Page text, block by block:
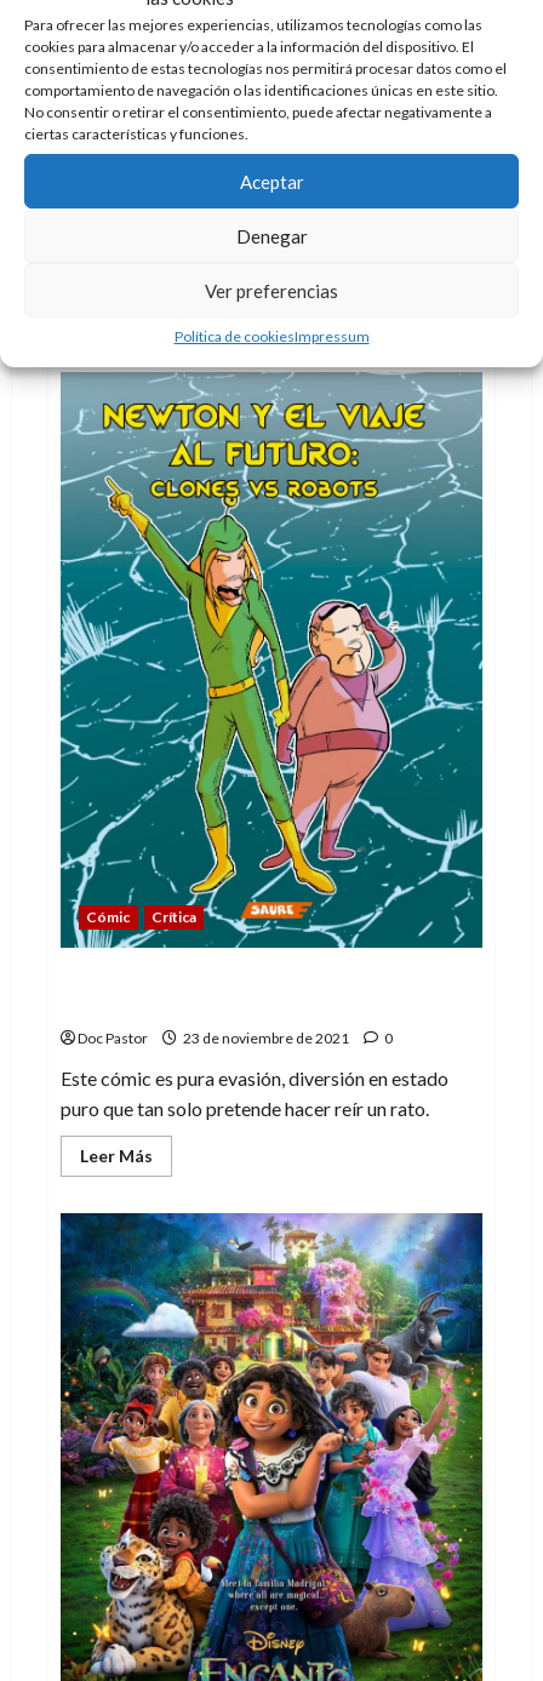
Para ofrecer las mejores experiencias, utilizamos tecnologías como las
cookies para almacenar y/o acceder a la información del dispositivo. El
consentimiento de estas tecnologías nos permitirá procesar datos como el
comportamiento de navegación o las identificaciones únicas en este sitio.
No consentir o retirar el consentimiento, puede afectar negativamente a
ciertas características y funciones.
Aceptar
Denegar
Ver preferencias
Política de cookiesImpressum
Leer MásLeer
más
de
La
casa
de
Cómic Crítica
Generaciones: Destrozadas. Una carta de
24 de noviembre de 2021
Una historia entretenida con muy buenos autores, y
más
acerca
de
Generaciones:
Destrozadas.
Una
carta
de
amor
a
DC
Comics
Cómic Crítica
Doc Pastor 23 de noviembre de 2021 0
Este cómic es pura evasión, diversión en estado
puro que tan solo pretende hacer reír un rato.
Leer Más
más
Newton
y
el
viaje
al
futuro:
clones
vs
robots